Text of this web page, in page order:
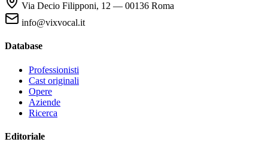
Via Decio Filipponi, 12 — 00136 Roma
info@vixvocal.it
Database
Professionisti
Cast originali
Opere
Aziende
Ricerca
Editoriale